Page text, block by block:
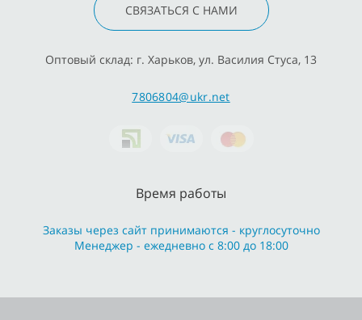
СВЯЗАТЬСЯ С НАМИ
Оптовый склад: г. Харьков, ул. Василия Стуса, 13
7806804@ukr.net
Время работы
Заказы через сайт принимаются - круглосуточно
Менеджер - ежедневно с 8:00 до 18:00